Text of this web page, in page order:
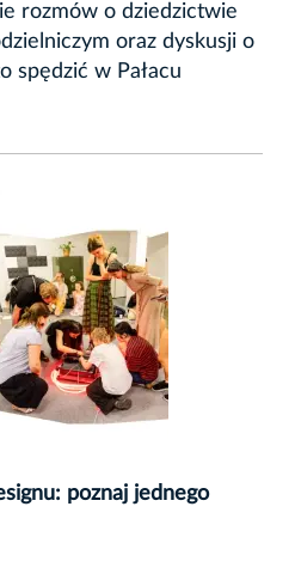
rozmów o dziedzictwie
oraz dyskusji o
spędzić w Pałacu
poznaj jednego